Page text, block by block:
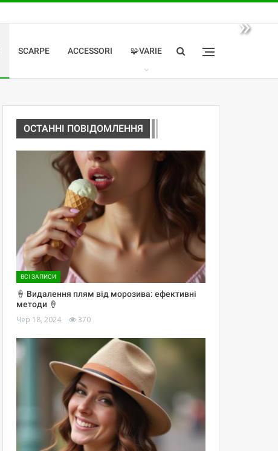
»
SCARPE ACCESSORI 🧩VARIE
ОСТАННІ ПОВІДОМЛЕННЯ
ВСІ ЗАПИСИ
🍦 Видалення плям від морозива: ефективні
методи 🍦
Чер 18, 2024 370